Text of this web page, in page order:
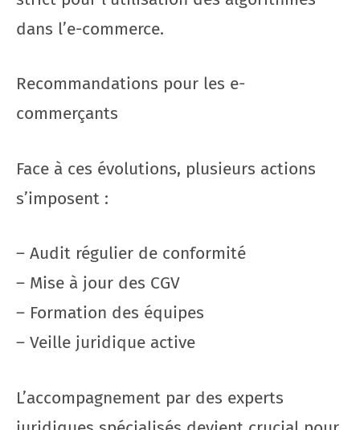
dans l’e-commerce.
Recommandations pour les e-
commerçants
Face à ces évolutions, plusieurs actions
s’imposent :
– Audit régulier de conformité
– Mise à jour des CGV
– Formation des équipes
– Veille juridique active
L’accompagnement par des experts